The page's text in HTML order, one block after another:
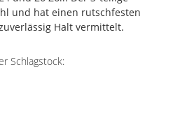
und hat einen rutschfesten
Halt vermittelt.
Schlagstock: